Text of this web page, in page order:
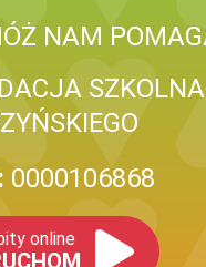
NAM
0000106868
online